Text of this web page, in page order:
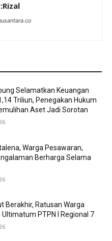
Selamatkan Keuangan
Triliun, Penegakan Hukum
Aset Jadi Sorotan
Warga Pesawaran,
Berharga Selama
Berakhir, Ratusan Warga
Ultimatum PTPN I Regional 7